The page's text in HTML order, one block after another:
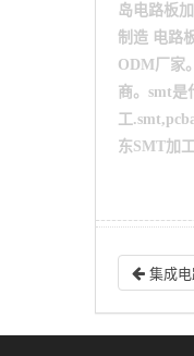
岛电路板
制造 电路
ODM厂家
商。smt是
工
东SMT加
集成